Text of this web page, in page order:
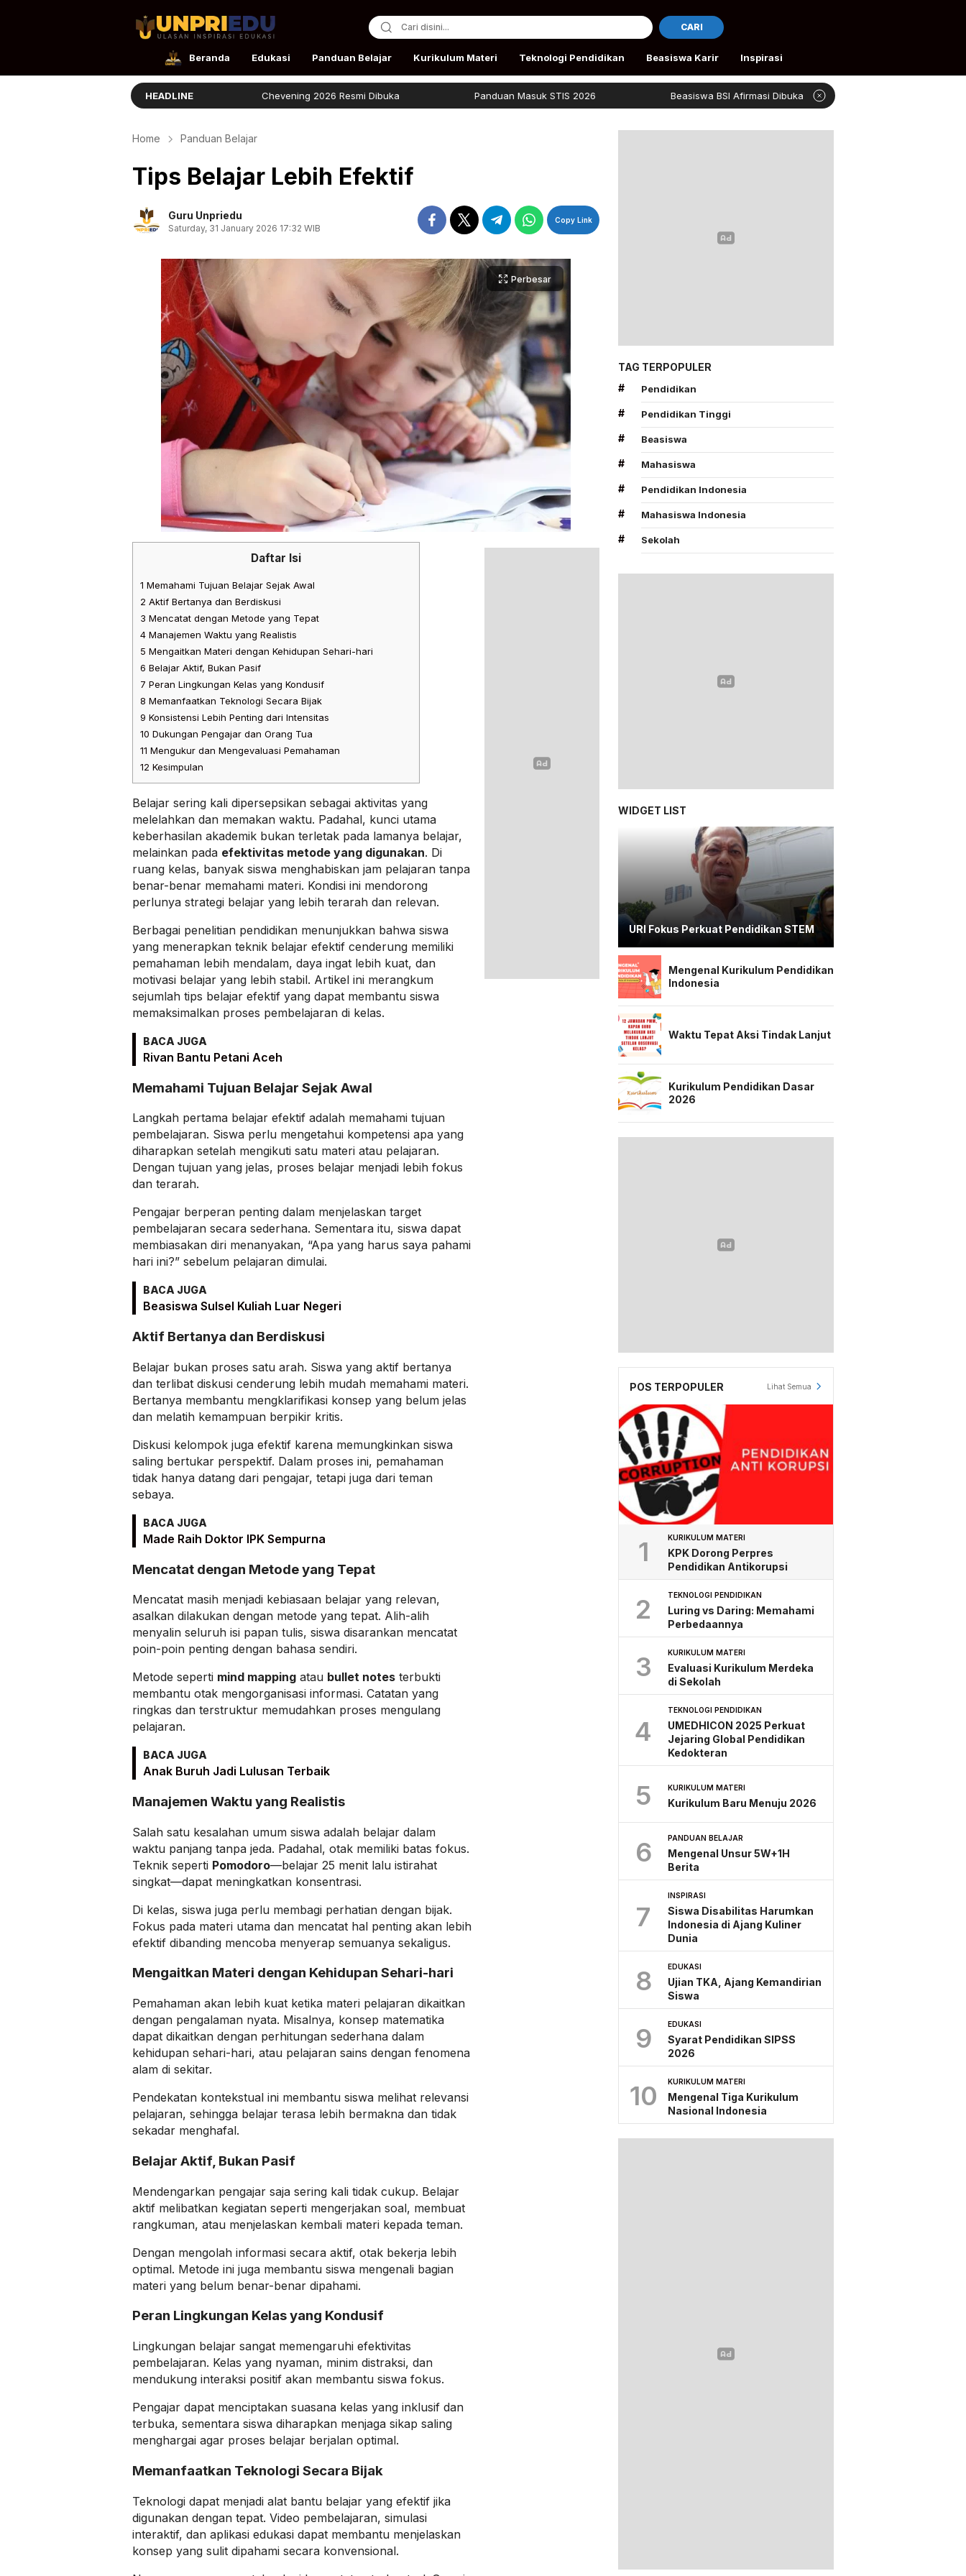
UnpriEdu
Ulasan Inspirasi Edukasi
CARI
Beranda Edukasi Panduan Belajar Kurikulum Materi Teknologi Pendidikan Beasiswa Karir Inspirasi
HEADLINE Chevening 2026 Resmi Dibuka Panduan Masuk STIS 2026 Beasiswa BSI Afirmasi Dibuka Rivan Bantu Petani Aceh
Home Panduan Belajar
Tips Belajar Lebih Efektif
Guru Unpriedu
Saturday, 31 January 2026 17:32 WIB
Copy Link
Perbesar
Daftar Isi
1 Memahami Tujuan Belajar Sejak Awal
2 Aktif Bertanya dan Berdiskusi
3 Mencatat dengan Metode yang Tepat
4 Manajemen Waktu yang Realistis
5 Mengaitkan Materi dengan Kehidupan Sehari-hari
6 Belajar Aktif, Bukan Pasif
7 Peran Lingkungan Kelas yang Kondusif
8 Memanfaatkan Teknologi Secara Bijak
9 Konsistensi Lebih Penting dari Intensitas
10 Dukungan Pengajar dan Orang Tua
11 Mengukur dan Mengevaluasi Pemahaman
12 Kesimpulan
Belajar sering kali dipersepsikan sebagai aktivitas yang
melelahkan dan memakan waktu. Padahal, kunci utama
keberhasilan akademik bukan terletak pada lamanya belajar,
melainkan pada efektivitas metode yang digunakan. Di
ruang kelas, banyak siswa menghabiskan jam pelajaran tanpa
benar-benar memahami materi. Kondisi ini mendorong
perlunya strategi belajar yang lebih terarah dan relevan.
Berbagai penelitian pendidikan menunjukkan bahwa siswa
yang menerapkan teknik belajar efektif cenderung memiliki
pemahaman lebih mendalam, daya ingat lebih kuat, dan
motivasi belajar yang lebih stabil. Artikel ini merangkum
sejumlah tips belajar efektif yang dapat membantu siswa
memaksimalkan proses pembelajaran di kelas.
BACA JUGA
Rivan Bantu Petani Aceh
Memahami Tujuan Belajar Sejak Awal
Langkah pertama belajar efektif adalah memahami tujuan
pembelajaran. Siswa perlu mengetahui kompetensi apa yang
diharapkan setelah mengikuti satu materi atau pelajaran.
Dengan tujuan yang jelas, proses belajar menjadi lebih fokus
dan terarah.
Pengajar berperan penting dalam menjelaskan target
pembelajaran secara sederhana. Sementara itu, siswa dapat
membiasakan diri menanyakan, “Apa yang harus saya pahami
hari ini?” sebelum pelajaran dimulai.
BACA JUGA
Beasiswa Sulsel Kuliah Luar Negeri
Aktif Bertanya dan Berdiskusi
Belajar bukan proses satu arah. Siswa yang aktif bertanya
dan terlibat diskusi cenderung lebih mudah memahami materi.
Bertanya membantu mengklarifikasi konsep yang belum jelas
dan melatih kemampuan berpikir kritis.
Diskusi kelompok juga efektif karena memungkinkan siswa
saling bertukar perspektif. Dalam proses ini, pemahaman
tidak hanya datang dari pengajar, tetapi juga dari teman
sebaya.
BACA JUGA
Made Raih Doktor IPK Sempurna
Mencatat dengan Metode yang Tepat
Mencatat masih menjadi kebiasaan belajar yang relevan,
asalkan dilakukan dengan metode yang tepat. Alih-alih
menyalin seluruh isi papan tulis, siswa disarankan mencatat
poin-poin penting dengan bahasa sendiri.
Metode seperti mind mapping atau bullet notes terbukti
membantu otak mengorganisasi informasi. Catatan yang
ringkas dan terstruktur memudahkan proses mengulang
pelajaran.
BACA JUGA
Anak Buruh Jadi Lulusan Terbaik
Manajemen Waktu yang Realistis
Salah satu kesalahan umum siswa adalah belajar dalam
waktu panjang tanpa jeda. Padahal, otak memiliki batas fokus.
Teknik seperti Pomodoro—belajar 25 menit lalu istirahat
singkat—dapat meningkatkan konsentrasi.
Di kelas, siswa juga perlu membagi perhatian dengan bijak.
Fokus pada materi utama dan mencatat hal penting akan lebih
efektif dibanding mencoba menyerap semuanya sekaligus.
Mengaitkan Materi dengan Kehidupan Sehari-hari
Pemahaman akan lebih kuat ketika materi pelajaran dikaitkan
dengan pengalaman nyata. Misalnya, konsep matematika
dapat dikaitkan dengan perhitungan sederhana dalam
kehidupan sehari-hari, atau pelajaran sains dengan fenomena
alam di sekitar.
Pendekatan kontekstual ini membantu siswa melihat relevansi
pelajaran, sehingga belajar terasa lebih bermakna dan tidak
sekadar menghafal.
Belajar Aktif, Bukan Pasif
Mendengarkan pengajar saja sering kali tidak cukup. Belajar
aktif melibatkan kegiatan seperti mengerjakan soal, membuat
rangkuman, atau menjelaskan kembali materi kepada teman.
Dengan mengolah informasi secara aktif, otak bekerja lebih
optimal. Metode ini juga membantu siswa mengenali bagian
materi yang belum benar-benar dipahami.
Peran Lingkungan Kelas yang Kondusif
Lingkungan belajar sangat memengaruhi efektivitas
pembelajaran. Kelas yang nyaman, minim distraksi, dan
mendukung interaksi positif akan membantu siswa fokus.
Pengajar dapat menciptakan suasana kelas yang inklusif dan
terbuka, sementara siswa diharapkan menjaga sikap saling
menghargai agar proses belajar berjalan optimal.
Memanfaatkan Teknologi Secara Bijak
Teknologi dapat menjadi alat bantu belajar yang efektif jika
digunakan dengan tepat. Video pembelajaran, simulasi
interaktif, dan aplikasi edukasi dapat membantu menjelaskan
konsep yang sulit dipahami secara konvensional.
TAG TERPOPULER
#
Pendidikan
# Pendidikan Tinggi
# Beasiswa
# Mahasiswa
# Pendidikan Indonesia
# Mahasiswa Indonesia
# Sekolah
WIDGET LIST
URI Fokus Perkuat Pendidikan STEM
Mengenal Kurikulum Pendidikan
Indonesia
Waktu Tepat Aksi Tindak Lanjut
Kurikulum Pendidikan Dasar
2026
POS TERPOPULER Lihat Semua
1 KURIKULUM MATERI
KPK Dorong Perpres
Pendidikan Antikorupsi
2 TEKNOLOGI PENDIDIKAN
Luring vs Daring: Memahami
Perbedaannya
3 KURIKULUM MATERI
Evaluasi Kurikulum Merdeka
di Sekolah
4
TEKNOLOGI PENDIDIKAN
UMEDHICON 2025 Perkuat
Jejaring Global Pendidikan
Kedokteran
5 KURIKULUM MATERI
Kurikulum Baru Menuju 2026
6 PANDUAN BELAJAR
Mengenal Unsur 5W+1H
Berita
7
INSPIRASI
Siswa Disabilitas Harumkan
Indonesia di Ajang Kuliner
Dunia
8 EDUKASI
Ujian TKA, Ajang Kemandirian
Siswa
9 EDUKASI
Syarat Pendidikan SIPSS
2026
10 KURIKULUM MATERI
Mengenal Tiga Kurikulum
Nasional Indonesia